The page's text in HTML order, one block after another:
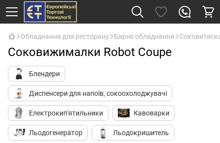
Обладнання для ресторану Барне обладнання
Соковижималки Robot Coupe
Блендери
Диспенсери для напоїв, сокоохолоджувачі
Електрокип'ятильники Кавоварки
Льодогенератор Льодокришитель